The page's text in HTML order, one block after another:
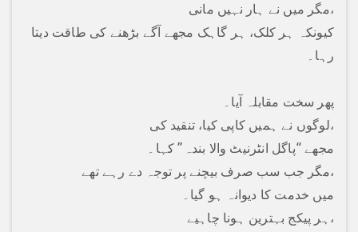
مگر میں نے ہار نہیں مانی،
کیونکہ ہر کلک، ہر گاہک مجھے آگے بڑھنے کی طاقت دیتا
رہا۔
پھر سخت مقابلہ آیا۔
لوگوں نے ہمیں کاپی کیا، تنقید کی،
مجھے “پاگل انٹرنیٹ والا بندہ” کہا۔
مگر جب سب صرف بیچنے پر توجہ دے رہے تھے،
میں خدمت کا دیوانہ ہو گیا۔
ہر پیکج بہترین ہونا چاہیے،